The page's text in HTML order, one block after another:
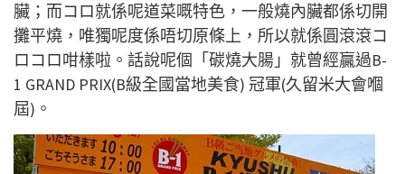
臟；而コロ就係呢道菜嘅特色，一般燒內臟都係切開
攤平燒，唯獨呢度係唔切原條上，所以就係圓滾滾コ
ロコロ咁樣啦。話說呢個「碳燒大腸」就曾經贏過B-
1 GRAND PRIX(B級全國當地美食) 冠軍(久留米大會嗰
屆)。